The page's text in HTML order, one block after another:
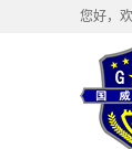
您好，